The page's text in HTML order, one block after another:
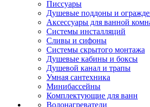
Писсуары
Душевые поддоны и
Аксессуары для ванной
Системы инсталляций
Сливы и сифоны
Системы скрытого монтажа
Душевые кабины и боксы
Душевой канал и трапы
Умная сантехника
Минибассейны
Комплектующие для ванн
Водонагреватели